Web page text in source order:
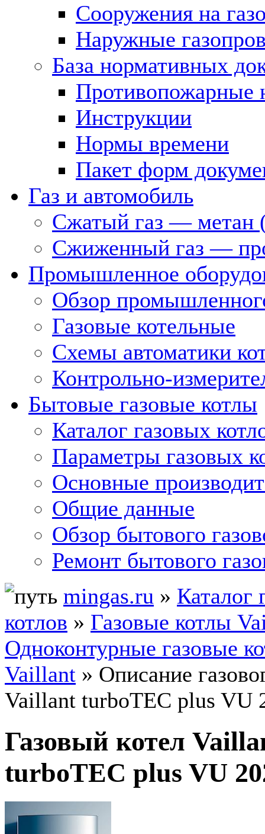
Сооружения на
Наружные
База нормативных
Противопожарные
Инструкции
Нормы времени
Пакет форм
Газ и автомобиль
Сжатый газ — метан
Сжиженный газ —
Промышленное
Обзор
Газовые котельные
Схемы автоматики
Контрольно-
Бытовые газовые котлы
Каталог газовых
Параметры газовых
Основные
Общие данные
Обзор бытового
Ремонт бытового
mingas.ru » Каталог
котлов » Газовые котлы
Одноконтурные газовые
Vaillant » Описание
Vaillant turboTEC plus VU
Газовый котел
turboTEC plus VU